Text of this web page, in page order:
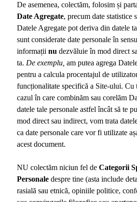
De asemenea, colectăm, folosim și
Date Agregate, precum date statistice
Datele Agregate pot deriva din datele
sunt considerate date personale în
informații nu dezvăluie în mod direct
ta. De exemplu, am putea agrega
pentru a calcula procentajul de
funcționalitate specifică a Site-ului. Cu
cazul în care combinăm sau corelăm
datele tale personale astfel încât să te
mod direct sau indirect, vom trata
ca date personale care vor fi utilizate
acest document.
NU colectăm niciun fel de Categorii
Personale despre tine (asta include
rasială sau etnică, opiniile politice,